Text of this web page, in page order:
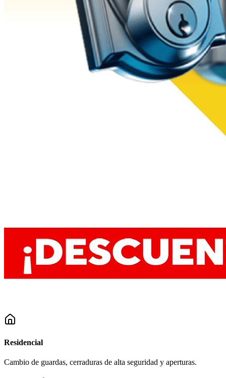
Residencial
Cambio de guardas, cerraduras de alta seguridad y aperturas.